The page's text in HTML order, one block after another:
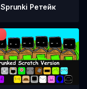
Sprunki Ретейк